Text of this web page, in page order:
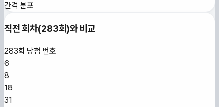
간격 분포
직전 회차(283회)와 비교
283회 당첨 번호
6
8
18
31